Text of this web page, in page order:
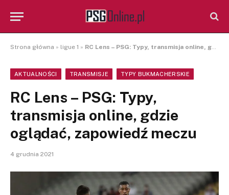
Strona główna » ligue 1 » RC Lens – PSG: Typy, transmisja online, gdzie oglądać, zapowiedź meczu
AKTUALNOŚCI TRANSMISJE TYPY BUKMACHERSKIE
RC Lens – PSG: Typy,
transmisja online, gdzie
oglądać, zapowiedź meczu
4 grudnia 2021